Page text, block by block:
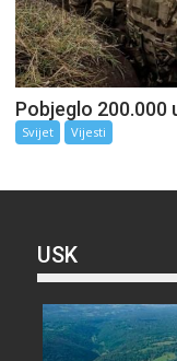
Pobjeglo 200.000
Svijet Vijesti
USK